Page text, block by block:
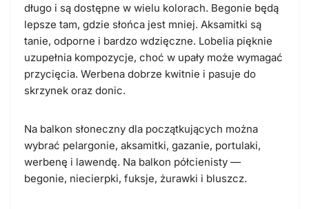
długo i są dostępne w wielu kolorach. Begonie będą
lepsze tam, gdzie słońca jest mniej. Aksamitki są
tanie, odporne i bardzo wdzięczne. Lobelia pięknie
uzupełnia kompozycje, choć w upały może wymagać
przycięcia. Werbena dobrze kwitnie i pasuje do
skrzynek oraz donic.
Na balkon słoneczny dla początkujących można
wybrać pelargonie, aksamitki, gazanie, portulaki,
werbenę i lawendę. Na balkon półcienisty —
begonie, niecierpki, fuksje, żurawki i bluszcz.